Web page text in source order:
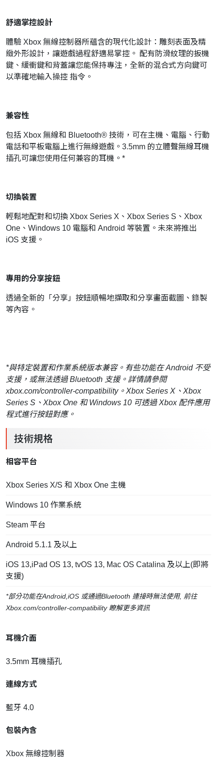
舒適掌控設計
體驗 Xbox 無線控制器所蘊含的現代化設計：雕刻表面及精
緻外形設計，讓遊戲過程舒適易掌控。 配有防滑紋理的扳機
鍵、緩衝鍵和背蓋讓您能保持專注，全新的混合式方向鍵可
以準確地輸入操控 指令。
兼容性
包括 Xbox 無線和 Bluetooth® 技術，可在主機、電腦、行動
電話和平板電腦上進行無線遊戲。3.5mm 的立體聲無線耳機
插孔可讓您使用任何兼容的耳機。*
切換裝置
輕鬆地配對和切換 Xbox Series X、Xbox Series S、Xbox
One、Windows 10 電腦和 Android 等裝置。未來將推出
iOS 支援。
專用的分享按鈕
透過全新的「分享」按鈕順暢地擷取和分享畫面截圖、錄製
等內容。
*與特定裝置和作業系統版本兼容。有些功能在 Android 不受
支援，或無法透過 Bluetooth 支援。詳情請參閱
xbox.com/controller-compatibility。Xbox Series X、Xbox
Series S、Xbox One 和 Windows 10 可透過 Xbox 配件應用
程式進行按鈕對應。
技術規格
相容平台
Xbox Series X/S 和 Xbox One 主機
Windows 10 作業系統
Steam 平台
Android 5.1.1 及以上
iOS 13,iPad OS 13, tvOS 13, Mac OS Catalina 及以上(即將
支援)
*部分功能在Android,iOS 或通過Bluetooth 連接時無法使用, 前往
Xbox.com/controller-compatibility 瞭解更多資訊
耳機介面
3.5mm 耳機插孔
連線方式
藍牙 4.0
包裝內含
Xbox 無線控制器